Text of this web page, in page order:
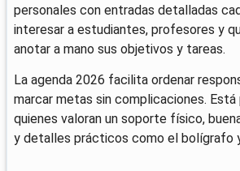
personales con entradas detalladas
interesar a estudiantes, profesores y
anotar a mano sus objetivos y tareas.
La agenda 2026 facilita ordenar
marcar metas sin complicaciones. Está
quienes valoran un soporte físico,
y detalles prácticos como el bolígrafo